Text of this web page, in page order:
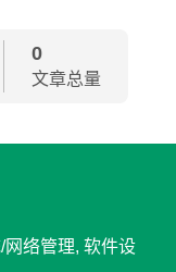
0
文章总量
络管理, 软件设